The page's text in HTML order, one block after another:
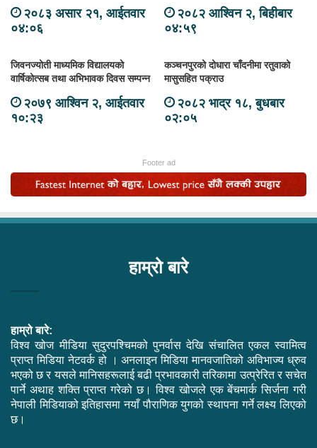
२०८३ असार २१, आईतवार
०४:०६
२०८२ आश्विन २, बिहीबार
०४:५९
जिवनज्योती माध्यमिक विद्यालयको
वार्षिकोत्सब तथा अभिभावक दिवस सम्पन्न
२०७९ आश्विन २, आईतवार
१०:२३
कञ्चनपुरको दोधारा चाँदनीमा रतुवाको
मासुसहित पक्राउ
२०८२ भाद्र १८, बुधबार
०२:०५
Footer ad
हाम्रो बारे
हाम्रो बारे:
विश्व खोज मीडिया सुदुरपश्चिमको पुनर्वास देखि संचालित एकल स्वामित्व
प्राप्त मिडिया नेटवर्क हो । अनलाइन मिडिया मानवजातिको अविभाज्य ध्रुव
भएको छ र यसले मानिसहरूलाई बढी प्रभावकारी तरिकामा उत्प्रेरित र सचेत
पार्ने अथाह शक्ति प्राप्त गरेको छ। विश्व खोजले एक बेंचमार्क सिर्जना गरी
नेपाली मिडियाको इतिहासमा नयाँ पौराणिक युगको स्थापना गर्ने लक्ष्य लिएको
छ।